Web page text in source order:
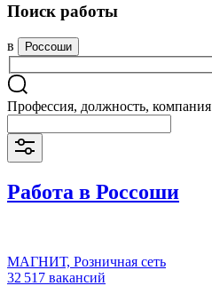
Поиск работы
в Россоши
Профессия, должность, компания
Работа в Россоши
МАГНИТ, Розничная сеть
32 517 вакансий